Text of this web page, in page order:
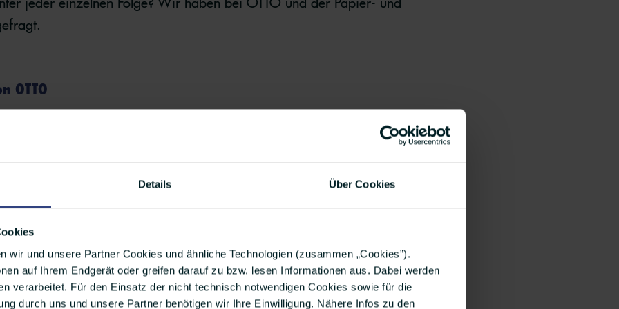
Details Über Cookies
wir und unsere Partner Cookies und ähnliche Technologien (zusammen „Cookies”).
auf Ihrem Endgerät oder greifen darauf zu bzw. lesen Informationen aus. Dabei werden
verarbeitet. Für den Einsatz der nicht technisch notwendigen Cookies sowie für die
durch uns und unsere Partner benötigen wir Ihre Einwilligung. Nähere Infos zu den
OTTO
Podcast
ins Leben gerufen. Mittlerweile gibt es fast 190 Folgen und
weiterentwickelt.
Christopher Herden
gesprochen und sie nach exklusiven
des beliebten Corporate Podcast befragt. Die beiden sind Social Media
Hosts des O-TON.
dazu inspiriert, den Podcast